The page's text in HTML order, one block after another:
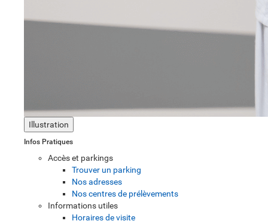
Illustration
Infos Pratiques
Accès et parkings
Trouver un parking
Nos adresses
Nos centres de prélèvements
Informations utiles
Horaires de visite